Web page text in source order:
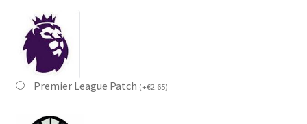
Premier League Patch (+€2.65)